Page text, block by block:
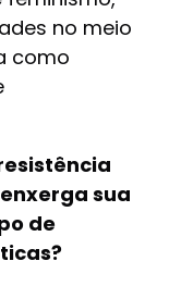
no meio
como
sua
de